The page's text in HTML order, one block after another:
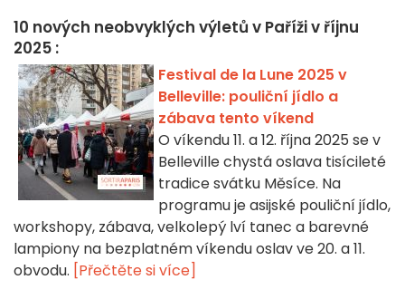
10 nových neobvyklých výletů v Paříži v říjnu
2025 :
Festival de la Lune 2025 v
Belleville: pouliční jídlo a
zábava tento víkend
O víkendu 11. a 12. října 2025 se v
Belleville chystá oslava tisícileté
tradice svátku Měsíce. Na
programu je asijské pouliční jídlo,
workshopy, zábava, velkolepý lví tanec a barevné
lampiony na bezplatném víkendu oslav ve 20. a 11.
obvodu. [Přečtěte si více]